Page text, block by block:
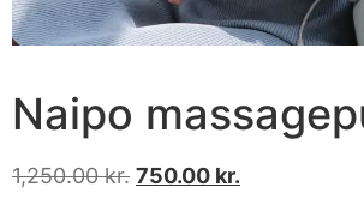
Naipo
1,250.00kr. 750.00 kr.